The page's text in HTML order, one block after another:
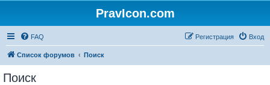
PravIcon.com
FAQ Вход
Регистрация
Список форумов Поиск
Поиск